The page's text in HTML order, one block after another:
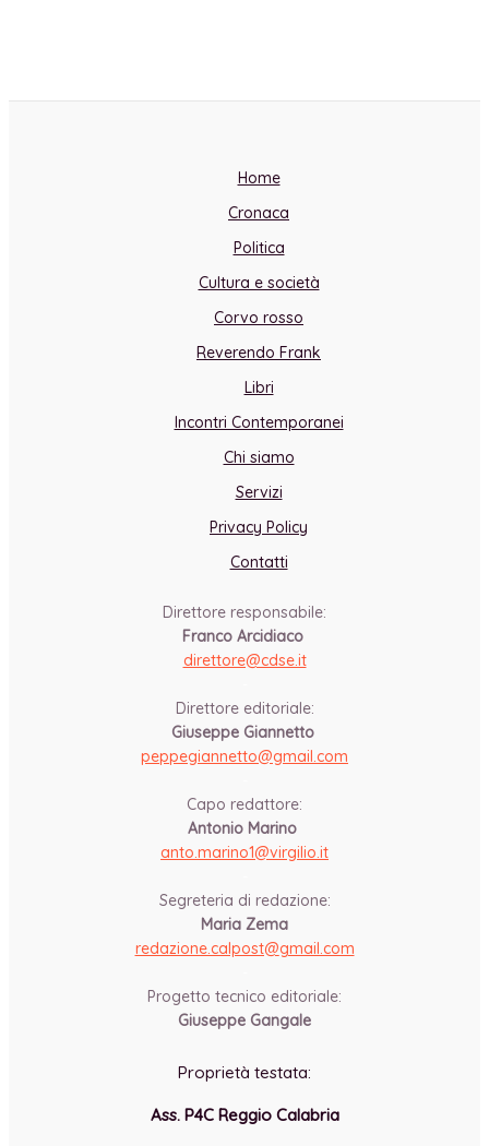
Home
Cronaca
Politica
Cultura e società
Corvo rosso
Reverendo Frank
Libri
Incontri Contemporanei
Chi siamo
Servizi
Privacy Policy
Contatti
Direttore responsabile:
Franco Arcidiaco
direttore@cdse.it
Direttore editoriale:
Giuseppe Giannetto
peppegiannetto@gmail.com
Capo redattore:
Antonio Marino
anto.marino1@virgilio.it
Segreteria di redazione:
Maria Zema
redazione.calpost@gmail.com
Progetto tecnico editoriale:
Giuseppe Gangale
Proprietà testata:
Ass. P4C Reggio Calabria